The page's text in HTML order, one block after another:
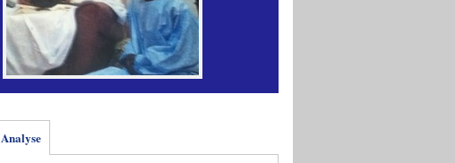
Analyse